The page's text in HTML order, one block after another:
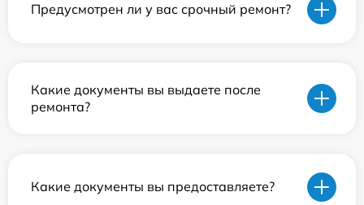
Предусмотрен ли у вас срочный ремонт?
Какие документы вы выдаете после
ремонта?
Какие документы вы предоставляете?